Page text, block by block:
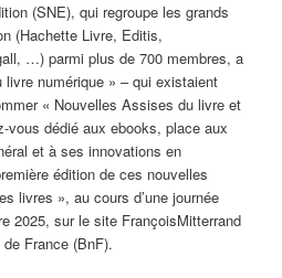
(SNE), qui regroupe les grands
(Hachette Livre, Editis,
…) parmi plus de 700 membres, a
numérique » – qui existaient
« Nouvelles Assises du livre et
vous dédié aux ebooks, place aux
et à ses innovations en
édition de ces nouvelles
livres », au cours d’une journée
2025, sur le site FrançoisMitterrand
France (BnF).